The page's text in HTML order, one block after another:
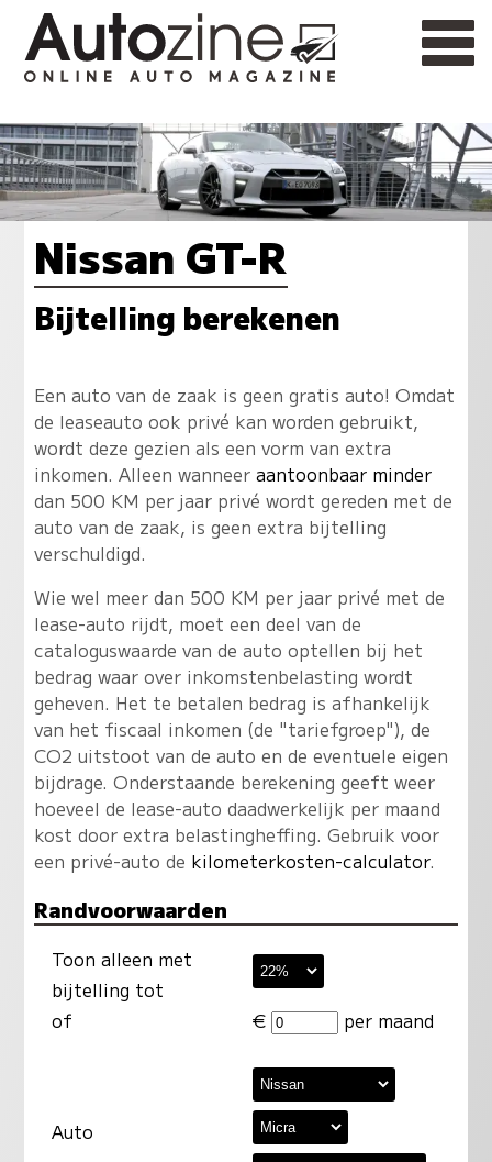
Nissan GT-R
Bijtelling berekenen
Een auto van de zaak is geen gratis auto! Omdat
de leaseauto ook privé kan worden gebruikt,
wordt deze gezien als een vorm van extra
inkomen. Alleen wanneer aantoonbaar minder
dan 500 KM per jaar privé wordt gereden met de
auto van de zaak, is geen extra bijtelling
verschuldigd.
Wie wel meer dan 500 KM per jaar privé met de
lease-auto rijdt, moet een deel van de
cataloguswaarde van de auto optellen bij het
bedrag waar over inkomstenbelasting wordt
geheven. Het te betalen bedrag is afhankelijk
van het fiscaal inkomen (de "tariefgroep"), de
CO2 uitstoot van de auto en de eventuele eigen
bijdrage. Onderstaande berekening geeft weer
hoeveel de lease-auto daadwerkelijk per maand
kost door extra belastingheffing. Gebruik voor
een privé-auto de kilometerkosten-calculator.
Randvoorwaarden
Toon alleen met
bijtelling tot
of
€ per maand
Auto